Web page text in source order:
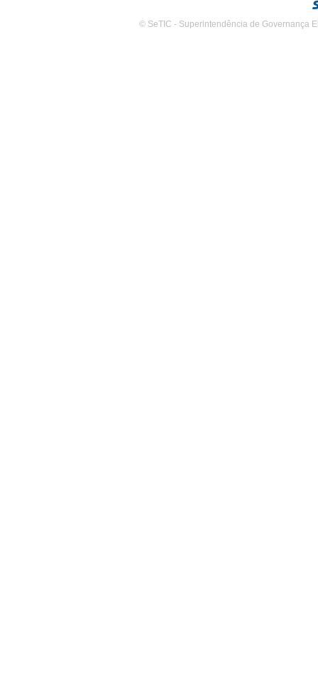
© SeTIC - Superintendência de Governança